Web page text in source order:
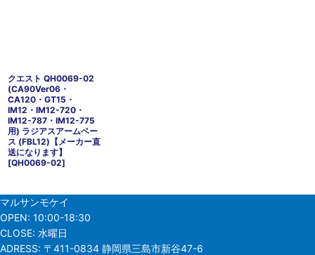
クエスト QH0069-02
(CA90Ver06・
CA120・GT15・
IM12・IM12-720・
IM12-787・IM12-775
用) ラジアスアームベー
ス (FBL12)【メーカー直
送になります】
[QH0069-02]
マルサンモケイ
OPEN: 10:00-18:30
CLOSE: 水曜日
ADRESS: 〒411-0834 静岡県三島市新谷47-6